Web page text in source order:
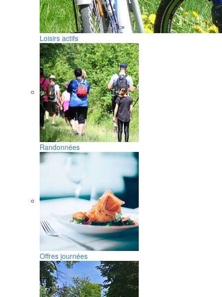
Loisirs actifs
Randonnées
Offres journées